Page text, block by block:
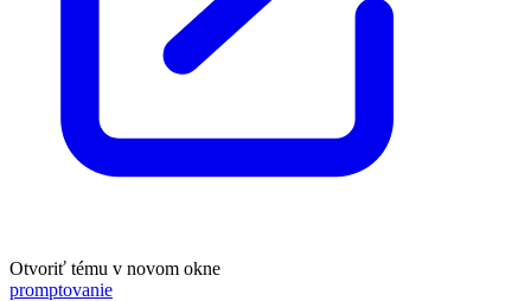
Otvoriť tému v novom okne
promptovanie